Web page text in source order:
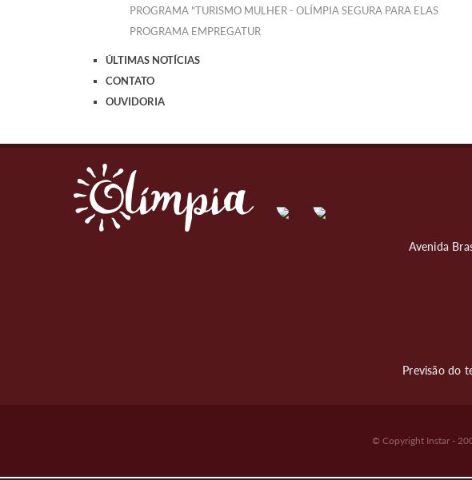
PROGRAMA "TURISMO MULHER - OLÍMPIA SEGURA PARA ELAS
PROGRAMA EMPREGATUR
ÚLTIMAS NOTÍCIAS
CONTATO
OUVIDORIA
Avenida
Previsão do
© Copyright Instar -